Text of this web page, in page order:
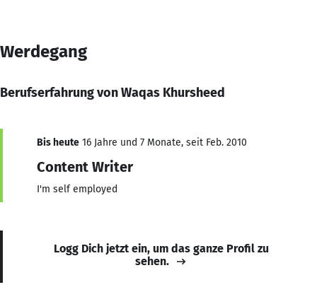
Werdegang
Berufserfahrung von Waqas Khursheed
Bis heute 16 Jahre und 7 Monate, seit Feb. 2010
Content Writer
I'm self employed
Logg Dich jetzt ein, um das ganze Profil zu
sehen.